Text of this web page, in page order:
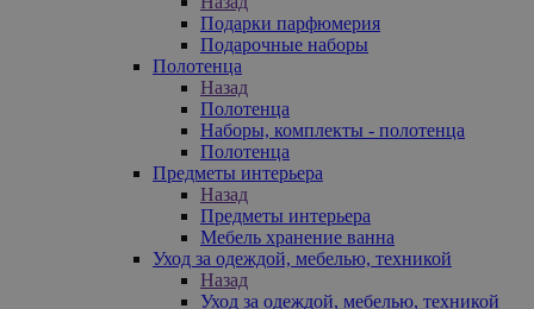
Подарки парфюмерия
Подарочные наборы
Полотенца
Назад
Полотенца
Наборы, комплекты - полотенца
Полотенца
Предметы интерьера
Назад
Предметы интерьера
Мебель хранение ванна
Уход за одеждой, мебелью, техникой
Назад
Уход за одеждой, мебелью, техникой